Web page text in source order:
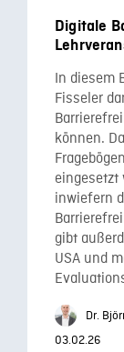
Digitale
In diesem
Fisseler
können.
eingesetzt
inwiefern
gibt
USA und
Dr.
03.02.26